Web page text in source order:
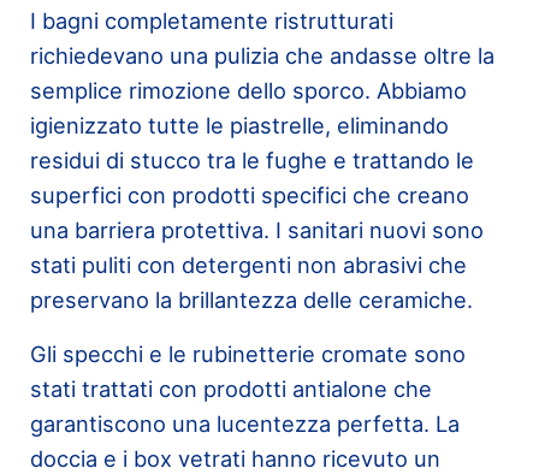
I bagni completamente ristrutturati
richiedevano una pulizia che andasse oltre la
semplice rimozione dello sporco. Abbiamo
igienizzato tutte le piastrelle, eliminando
residui di stucco tra le fughe e trattando le
superfici con prodotti specifici che creano
una barriera protettiva. I sanitari nuovi sono
stati puliti con detergenti non abrasivi che
preservano la brillantezza delle ceramiche.
Gli specchi e le rubinetterie cromate sono
stati trattati con prodotti antialone che
garantiscono una lucentezza perfetta. La
doccia e i box vetrati hanno ricevuto un